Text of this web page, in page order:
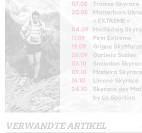
VERWANDTE ARTIKEL